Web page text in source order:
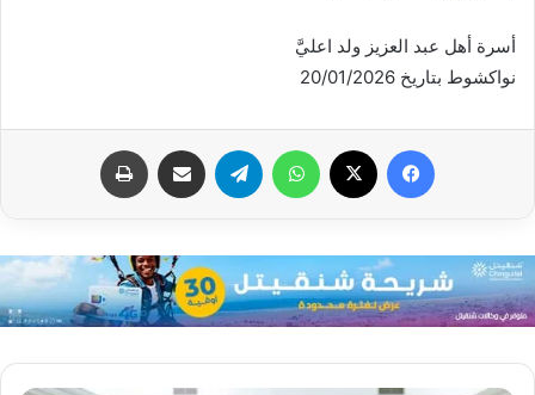
أسرة أهل عبد العزيز ولد اعليَّ
نواكشوط بتاريخ 20/01/2026
فيسبوك واتساب تيلقرام مشاركة عبر البريد